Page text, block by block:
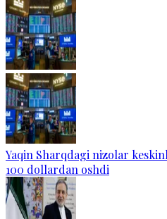
Yaqin Sharqdagi nizolar
100 dollardan oshdi